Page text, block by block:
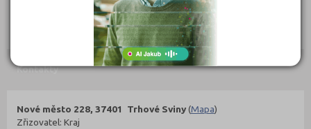
299 Kč
Objednat
Kontakty
Nové město 228, 37401 Trhové Sviny(Mapa)
Zřizovatel: Kraj